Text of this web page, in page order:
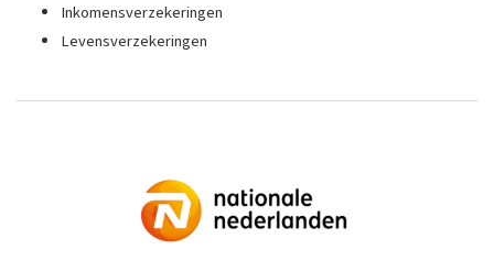
Inkomensverzekeringen
Levensverzekeringen